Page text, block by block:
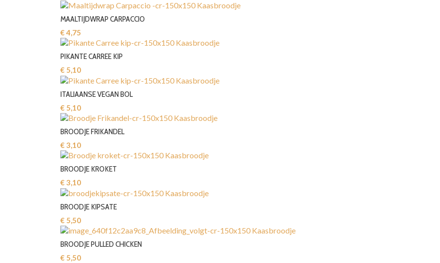
MAALTIJDWRAP CARPACCIO
€ 4,75‎
PIKANTE CARREE KIP
€ 5,10‎
ITALIAANSE VEGAN BOL
€ 5,10‎
BROODJE FRIKANDEL
€ 3,10‎
BROODJE KROKET
€ 3,10‎
BROODJE KIPSATE
€ 5,50‎
BROODJE PULLED CHICKEN
€ 5,50‎